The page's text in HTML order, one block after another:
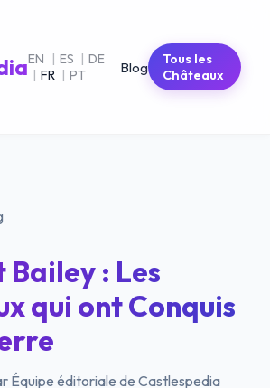
EN | ES | DE
| FR | PT Blog
Tous les
Châteaux
Bailey : Les
qui ont Conquis
Équipe éditoriale de Castlespedia